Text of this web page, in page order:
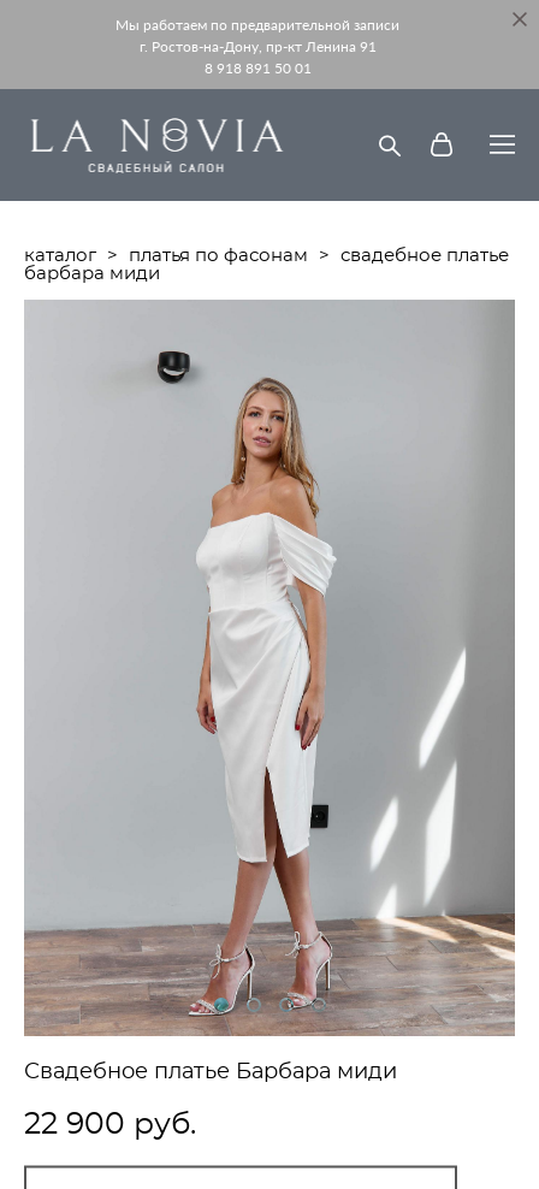
Мы работаем по предварительной записи
г. Ростов-на-Дону, пр-кт Ленина 91
8 918 891 50 01
каталог > платья по фасонам >
свадебное платье
барбара миди
Свадебное платье Барбара миди
22 900 pуб.